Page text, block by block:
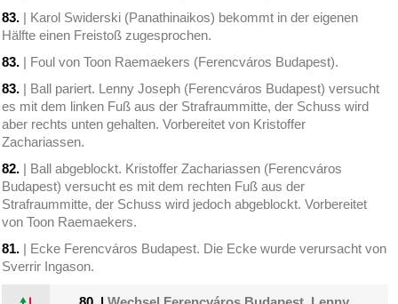
83. | Karol Swiderski (Panathinaikos) bekommt in der eigenen
Hälfte einen Freistoß zugesprochen.
83. | Foul von Toon Raemaekers (Ferencváros Budapest).
83. | Ball pariert. Lenny Joseph (Ferencváros Budapest) versucht
es mit dem linken Fuß aus der Strafraummitte, der Schuss wird
aber rechts unten gehalten. Vorbereitet von Kristoffer
Zachariassen.
82. | Ball abgeblockt. Kristoffer Zachariassen (Ferencváros
Budapest) versucht es mit dem rechten Fuß aus der
Strafraummitte, der Schuss wird jedoch abgeblockt. Vorbereitet
von Toon Raemaekers.
81. | Ecke Ferencváros Budapest. Die Ecke wurde verursacht von
Sverrir Ingason.